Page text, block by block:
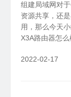
组建局域网对
资源共享，还
用，那么今天
X3A路由器怎么
2022-02-17